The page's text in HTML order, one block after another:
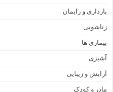
بارداری و زایمان
زناشویی
بیماری ها
آشپزی
آرایش و زیبایی
مادر و کودک